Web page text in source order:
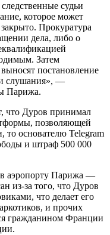
судьи
которое может
закрыто. Прокуратура
дела, либо о
Затем
постановление
слушания», —
Парижа.
что Дуров принимал
позволяющей
то основателю Telegram
и штраф 500 000
в аэропорту Парижа —
из-за того, что Дуров
что делает его
и прочих
гражданином Франции